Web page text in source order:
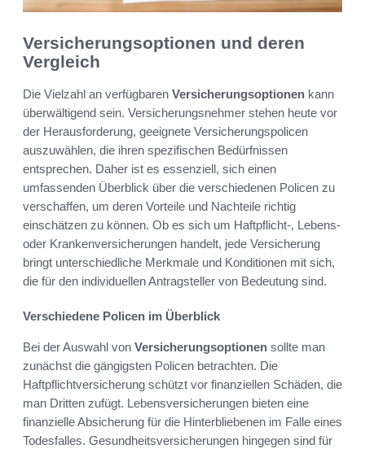
Versicherungsoptionen und deren
Vergleich
Die Vielzahl an verfügbaren Versicherungsoptionen kann
überwältigend sein. Versicherungsnehmer stehen heute vor
der Herausforderung, geeignete Versicherungspolicen
auszuwählen, die ihren spezifischen Bedürfnissen
entsprechen. Daher ist es essenziell, sich einen
umfassenden Überblick über die verschiedenen Policen zu
verschaffen, um deren Vorteile und Nachteile richtig
einschätzen zu können. Ob es sich um Haftpflicht-, Lebens-
oder Krankenversicherungen handelt, jede Versicherung
bringt unterschiedliche Merkmale und Konditionen mit sich,
die für den individuellen Antragsteller von Bedeutung sind.
Verschiedene Policen im Überblick
Bei der Auswahl von Versicherungsoptionen sollte man
zunächst die gängigsten Policen betrachten. Die
Haftpflichtversicherung schützt vor finanziellen Schäden, die
man Dritten zufügt. Lebensversicherungen bieten eine
finanzielle Absicherung für die Hinterbliebenen im Falle eines
Todesfalles. Gesundheitsversicherungen hingegen sind für